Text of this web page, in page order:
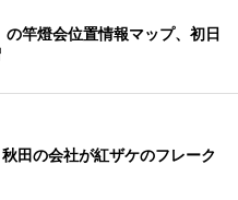
の竿燈会位置情報マップ、初日
田の会社が紅ザケのフレーク